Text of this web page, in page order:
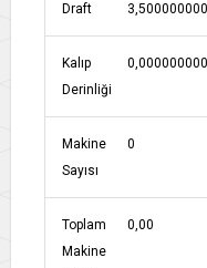
Draft
Kalıp
Derinliği
Makine
Sayısı
0
Toplam
Makine
0,00